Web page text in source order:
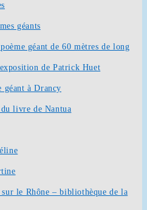
géants
géant de 60 mètres de long
de Patrick Huet
géant à Drancy
livre de Nantua
le Rhône – bibliothèque de la